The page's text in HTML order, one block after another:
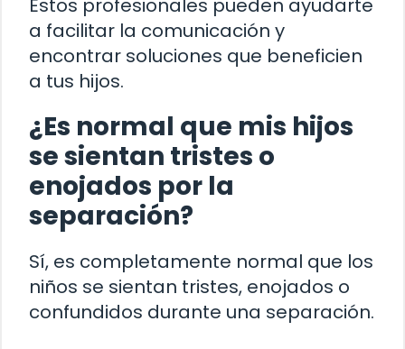
Estos profesionales pueden ayudarte
a facilitar la comunicación y
encontrar soluciones que beneficien
a tus hijos.
¿Es normal que mis hijos
se sientan tristes o
enojados por la
separación?
Sí, es completamente normal que los
niños se sientan tristes, enojados o
confundidos durante una separación.